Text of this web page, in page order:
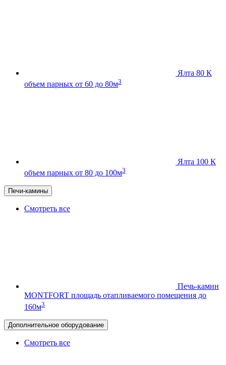
Ялта 80 К
объем парных от 60 до 80м3
Ялта 100 К
объем парных от 80 до 100м3
Печи-камины
Смотреть все
Печь-камин
MONTFORT площадь отапливаемого помещения до
160м3
Дополнительное оборудование
Смотреть все